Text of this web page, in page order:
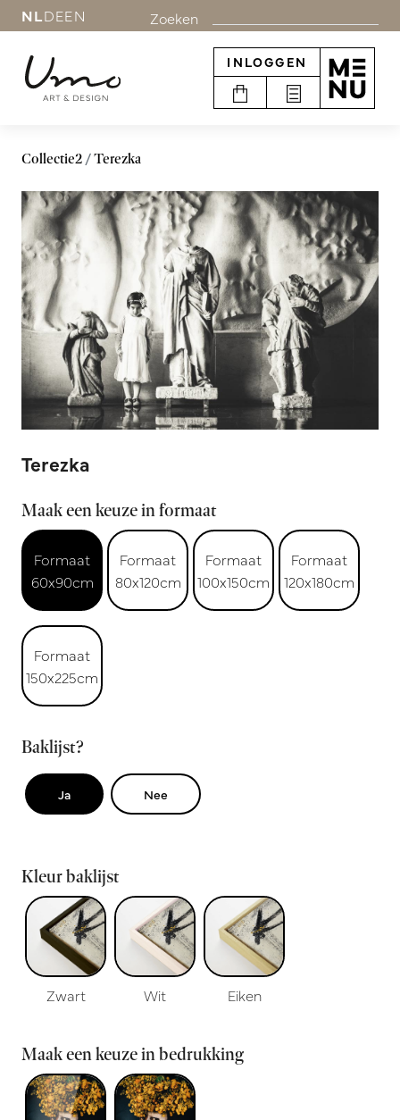
NLDEEN Zoeken
INLOGGEN
Collectie2 Terezka
Terezka
Maak een keuze in formaat
Formaat
60x90cm
Formaat
80x120cm
Formaat
100x150cm
Formaat
120x180cm
Formaat
150x225cm
Baklijst?
Ja Nee
Kleur baklijst
Zwart Wit Eiken
Maak een keuze in bedrukking